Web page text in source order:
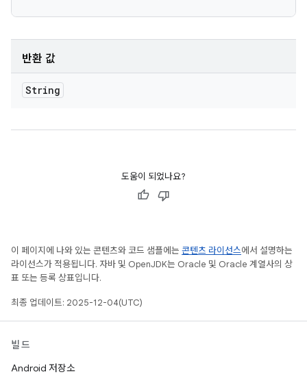
반환 값
String
도움이 되었나요?
이 페이지에 나와 있는 콘텐츠와 코드 샘플에는 콘텐츠 라이선스에서 설명하는
라이선스가 적용됩니다. 자바 및 OpenJDK는 Oracle 및 Oracle 계열사의 상
표 또는 등록 상표입니다.
최종 업데이트: 2025-12-04(UTC)
빌드
Android 저장소